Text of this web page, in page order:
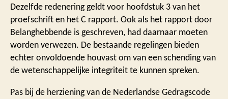
Dezelfde redenering geldt voor hoofdstuk 3 van het
proefschrift en het C rapport. Ook als het rapport door
Belanghebbende is geschreven, had daarnaar moeten
worden verwezen. De bestaande regelingen bieden
echter onvoldoende houvast om van een schending van
de wetenschappelijke integriteit te kunnen spreken.
Pas bij de herziening van de Nederlandse Gedragscode